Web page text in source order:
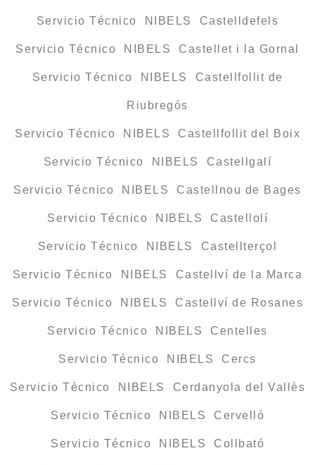
Servicio Técnico NIBELS Castelldefels
Servicio Técnico NIBELS Castellet i la Gornal
Servicio Técnico NIBELS Castellfollit de
Riubregós
Servicio Técnico NIBELS Castellfollit del Boix
Servicio Técnico NIBELS Castellgalí
Servicio Técnico NIBELS Castellnou de Bages
Servicio Técnico NIBELS Castellolí
Servicio Técnico NIBELS Castellterçol
Servicio Técnico NIBELS Castellví de la Marca
Servicio Técnico NIBELS Castellví de Rosanes
Servicio Técnico NIBELS Centelles
Servicio Técnico NIBELS Cercs
Servicio Técnico NIBELS Cerdanyola del Vallès
Servicio Técnico NIBELS Cervelló
Servicio Técnico NIBELS Collbató